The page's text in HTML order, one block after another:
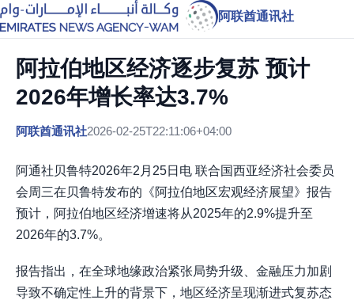
阿联酋通讯社
阿拉伯地区经济逐步复苏 预计
2026年增长率达3.7%
阿联酋通讯社2026-02-25T22:11:06+04:00
阿通社贝鲁特2026年2月25日电 联合国西亚经济社会委员
会周三在贝鲁特发布的《阿拉伯地区宏观经济展望》报告
预计，阿拉伯地区经济增速将从2025年的2.9%提升至
2026年的3.7%。
报告指出，在全球地缘政治紧张局势升级、金融压力加剧
导致不确定性上升的背景下，地区经济呈现渐进式复苏态